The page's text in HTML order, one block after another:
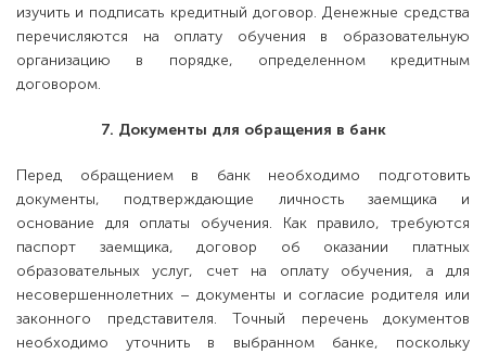
изучить и подписать кредитный договор. Денежные средства
перечисляются на оплату обучения в образовательную
организацию в порядке, определенном кредитным
договором.
7. Документы для обращения в банк
Перед обращением в банк необходимо подготовить
документы, подтверждающие личность заемщика и
основание для оплаты обучения. Как правило, требуются
паспорт заемщика, договор об оказании платных
образовательных услуг, счет на оплату обучения, а для
несовершеннолетних – документы и согласие родителя или
законного представителя. Точный перечень документов
необходимо уточнить в выбранном банке, поскольку